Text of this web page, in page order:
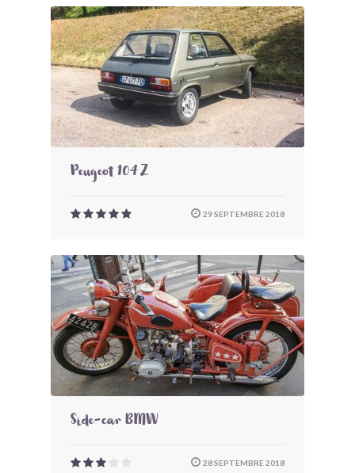
Peugeot 104 Z
29 SEPTEMBRE 2018
Side-car BMW
28 SEPTEMBRE 2018